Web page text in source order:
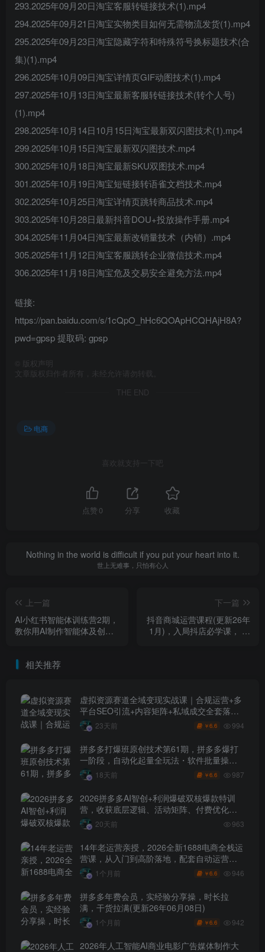
293.2025年09月20日淘宝客服转链接技术(1).mp4
294.2025年09月21日淘宝实物类目如何无需物流发货(1).mp4
295.2025年09月23日淘宝隐藏字符和特殊符号换标题技术(合
集)(1).mp4
296.2025年10月09日淘宝详情页GIF动图技术(1).mp4
297.2025年10月13日淘宝最新客服转链接技术(转个人号)
(1).mp4
298.2025年10月14日10月15日淘宝最新双闪图技术(1).mp4
299.2025年10月15日淘宝最新双闪图技术.mp4
300.2025年10月18日淘宝最新SKU双图技术.mp4
301.2025年10月19日淘宝短链接转语雀文档技术.mp4
302.2025年10月25日淘宝详情页跳转商品技术.mp4
303.2025年10月28日最新抖音DOU+投放操作手册.mp4
304.2025年11月04日淘宝最新改销量技术（内销）.mp4
305.2025年11月12日淘宝客服跳转企业微信技术.mp4
306.2025年11月18日淘宝危及交易安全避免方法.mp4
链接:
https://pan.baidu.com/s/1cQpO_hHc6QOApHCQHAjH8A?
pwd=gpsp 提取码: gpsp
版权声明
文章版权归作者所有，未经允许请勿转载。
THE END
电商
喜欢就支持一下吧
点赞 0 分享 收藏
Nothing in the world is difficult if you put your heart into it.
世上无难事，只怕有心人
上一篇
AI小红书智能体训练营2期，
教你用AI制作智能体及创作
下一篇
抖音商城运营课程(更新26年
1月)，入局抖店必学课， 如
相关推荐
虚拟资源赛道全域变现实战课｜合规运营+多
平台SEO引流+内容矩阵+私域成交全套落地
玩法23天前 ￥6.6 994
拼多多打爆班原创技术第61期，拼多多爆打
一阶段，自动化起量全玩法・软件批量操
作・投产优化・大促矩阵实战课
18天前 ￥6.6 987
2026拼多多AI智创+利润爆破双核爆款特训
营，收获底层逻辑、活动矩阵、付费优化、
0-1打爆SOP
20天前 963
14年老运营亲授，2026全新1688电商全栈运
营课，从入门到高阶落地，配套自动运营表
+工具包+直播诊断等
1个月前 ￥6.6 946
拼多多年费会员，实经验分享操，时长拉
满，干货拉满(更新26年06月08日)
1个月前 ￥6.6 942
2026年人工智能AI商业电影广告媒体制作大